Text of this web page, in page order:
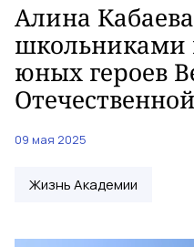
Алина
школьниками
юных героев
09 мая 2025
Жизнь Академии